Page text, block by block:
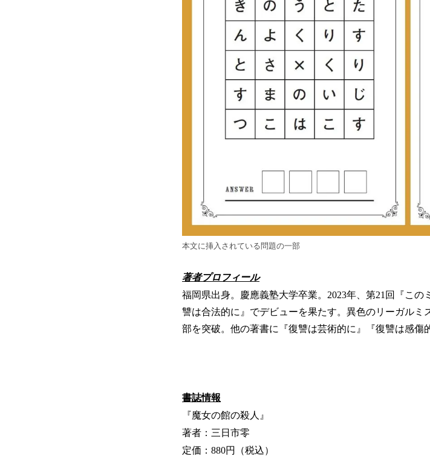
本文に挿入されている問題の一部
著者プロフィール
福岡県出身。慶應義塾大学卒業。2023年、第21回『こ
讐は合法的に』でデビューを果たす。異色のリーガルミ
部を突破。他の著書に『復讐は芸術的に』『復讐は感傷
書誌情報
『魔女の館の殺人』
著者：三日市零
定価：880円（税込）